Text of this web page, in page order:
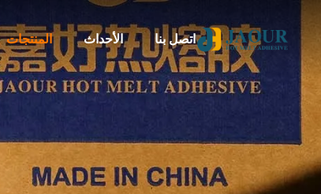
المنتجات الأحداث اتصل بنا